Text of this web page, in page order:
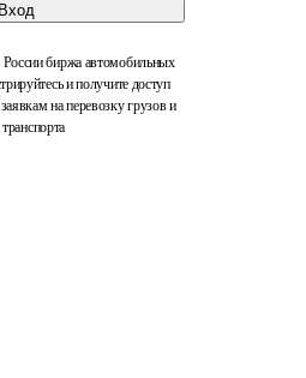
Вход
биржа автомобильных
и получите доступ
на перевозку грузов и